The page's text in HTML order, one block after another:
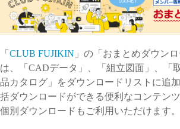
「 CLUB FUJIKIN 」の「おまとめダウン
は、「CADデータ」、「組立図面」、「
品カタログ」をダウンロードリストに追
括ダウンロードができる便利なコンテン
個別ダウンロードもご利用いただけます。